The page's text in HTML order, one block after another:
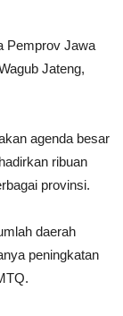
Pemprov Jawa
Jateng,
agenda besar
ribuan
provinsi.
daerah
peningkatan